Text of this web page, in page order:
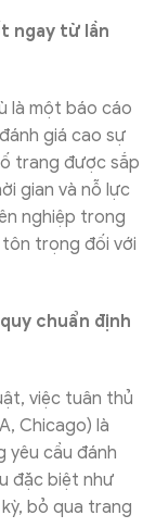
ngay từ lần
là một báo cáo
giá cao sự
trang được sắp
gian và nỗ lực
nghiệp trong
trọng đối với
chuẩn định
việc tuân thủ
Chicago) là
yêu cầu đánh
đặc biệt như
bỏ qua trang